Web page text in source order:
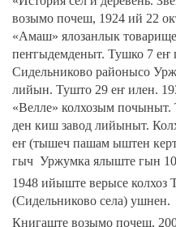
возымо почеш, 1924 ий 22
«Амаш» ялозанлык
пеҥгыдемденыт. Тушко 7
Сидельниково районысо
лийын. Тушто 29 еҥ илен.
«Велле» колхозым
ден киш завод лийыныт.
еҥ (тышеч пашам ыштен
гыч Уржумка ялыште гын
1948 ийыште верысе колхоз
(Сидельниково села) ушнен.
Книгаште возымо почеш,